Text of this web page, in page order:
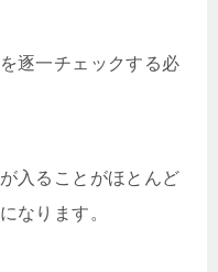
逐一チェックする必
入ることがほとんど
になります。